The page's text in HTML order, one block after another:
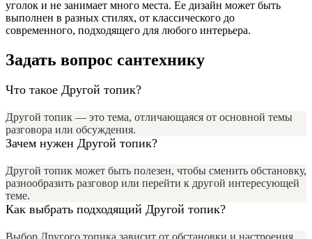
уголок и не занимает много места. Ее дизайн может быть
выполнен в разных стилях, от классического до
современного, подходящего для любого интерьера.
Задать вопрос сантехнику
Что такое Другой топик?
Другой топик — это тема, отличающаяся от основной темы
разговора или обсуждения.
Зачем нужен Другой топик?
Другой топик может быть полезен, чтобы сменить обстановку,
разнообразить разговор или перейти к другой интересующей
теме.
Как выбрать подходящий Другой топик?